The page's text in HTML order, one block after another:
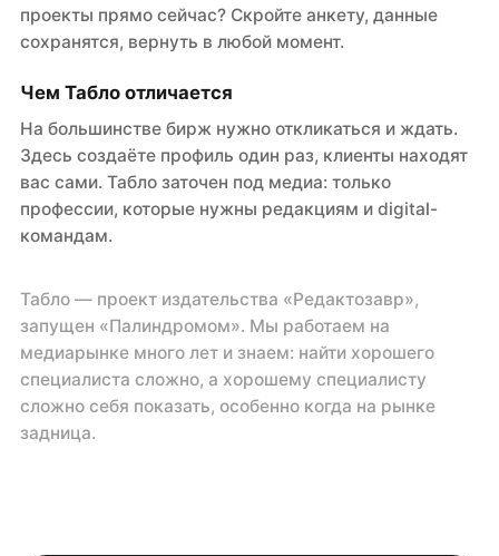
проекты прямо сейчас? Скройте анкету, данные
сохранятся, вернуть в любой момент.
Чем Табло отличается
На большинстве бирж нужно откликаться и ждать.
Здесь создаёте профиль один раз, клиенты находят
вас сами. Табло заточен под медиа: только
профессии, которые нужны редакциям и digital-
командам.
Табло — проект издательства «Редактозавр»,
запущен «Палиндромом». Мы работаем на
медиарынке много лет и знаем: найти хорошего
специалиста сложно, а хорошему специалисту
сложно себя показать, особенно когда на рынке
задница.